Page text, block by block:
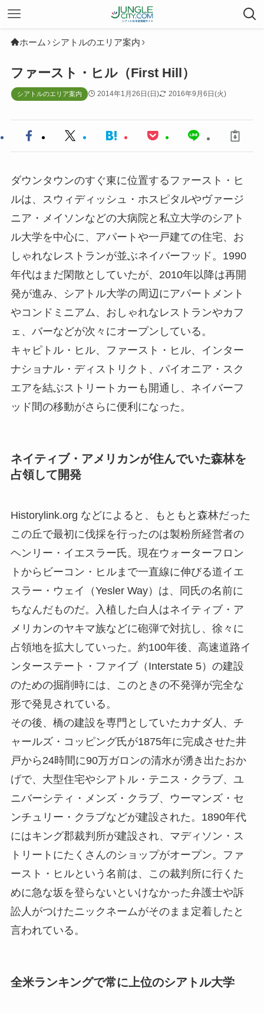
ホーム シアトルのエリア案内
ファースト・ヒル（First Hill）
シアトルのエリア案内 2014年1月26日(日) 2016年9月6日(火)
ダウンタウンのすぐ東に位置するファースト・ヒ
ルは、スウィディッシュ・ホスピタルやヴァージ
ニア・メイソンなどの大病院と私立大学のシアト
ル大学を中心に、アパートや一戸建ての住宅、お
しゃれなレストランが並ぶネイバーフッド。1990
年代はまだ閑散としていたが、2010年以降は再開
発が進み、シアトル大学の周辺にアパートメント
やコンドミニアム、おしゃれなレストランやカフ
ェ、バーなどが次々にオープンしている。
キャピトル・ヒル、ファースト・ヒル、インター
ナショナル・ディストリクト、パイオニア・スク
エアを結ぶストリートカーも開通し、ネイバーフ
ッド間の移動がさらに便利になった。
ネイティブ・アメリカンが住んでいた森林を
占領して開発
Historylink.org などによると、もともと森林だった
この丘で最初に伐採を行ったのは製粉所経営者の
ヘンリー・イエスラー氏。現在ウォーターフロン
トからビーコン・ヒルまで一直線に伸びる道イエ
スラー・ウェイ（Yesler Way）は、同氏の名前に
ちなんだものだ。入植した白人はネイティブ・ア
メリカンのヤキマ族などに砲弾で対抗し、徐々に
占領地を拡大していった。約100年後、高速道路イ
ンターステート・ファイブ（Interstate 5）の建設
のための掘削時には、このときの不発弾が完全な
形で発見されている。
その後、橋の建設を専門としていたカナダ人、チ
ャールズ・コッピング氏が1875年に完成させた井
戸から24時間に90万ガロンの清水が湧き出たおか
げで、大型住宅やシアトル・テニス・クラブ、ユ
ニバーシティ・メンズ・クラブ、ウーマンズ・セ
ンチュリー・クラブなどが建設された。1890年代
にはキング郡裁判所が建設され、マディソン・ス
トリートにたくさんのショップがオープン。ファ
ースト・ヒルという名前は、この裁判所に行くた
めに急な坂を登らないといけなかった弁護士や訴
訟人がつけたニックネームがそのまま定着したと
言われている。
全米ランキングで常に上位のシアトル大学